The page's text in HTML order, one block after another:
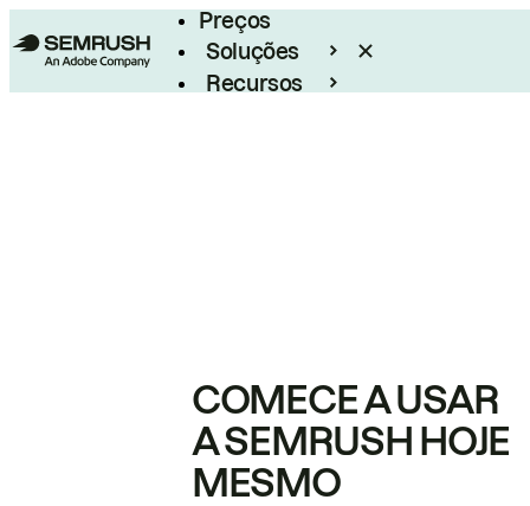
Preços
Soluções
Recursos
COMECE A USAR
A SEMRUSH HOJE
MESMO